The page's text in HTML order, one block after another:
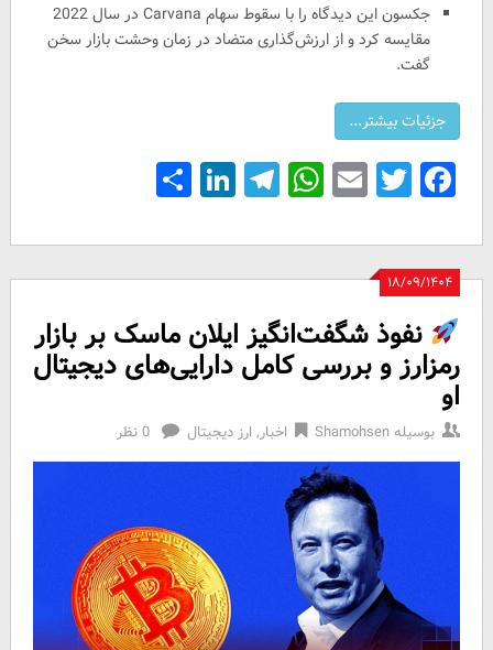
جکسون این دیدگاه را با سقوط سهام Carvana در سال 2022
مقایسه کرد و از ارزش‌گذاری متضاد در زمان وحشت بازار سخن
گفت.
Facebook
Twitter
Email
WhatsApp
Telegram
LinkedIn
Share
۱۸/۰۹/۱۴۰۴
نفوذ شگفت‌انگیز ایلان ماسک بر بازار
رمزارز و بررسی کامل دارایی‌های دیجیتال
او
بوسیلهShamohsen اخبار, ارز دیجیتال 0 نظر